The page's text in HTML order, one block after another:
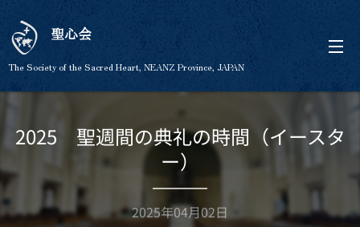
聖心会
The Society of the Sacred Heart, NEANZ Province, JAPAN
2025 聖週間の典礼の時間（イースタ
ー）
2025年04月02日